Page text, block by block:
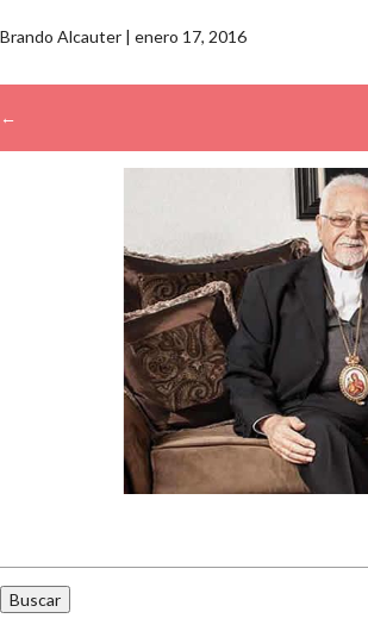
Brando Alcauter | enero 17, 2016
←